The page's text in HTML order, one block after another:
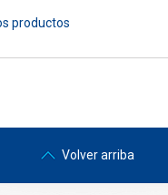
productos
Volver arriba